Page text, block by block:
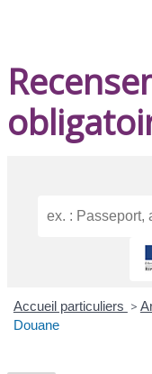
Accueil particuliers >
Douane